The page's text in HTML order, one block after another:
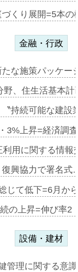
くり展開=5本
金融・行政
たな施策パッケ
野、住生活基本
持続可能な建
3%上昇=経済調
用に関する情
復興協力で署名
じて低下=6月か
の上昇=伸び率
設備・建材
管理に関する意